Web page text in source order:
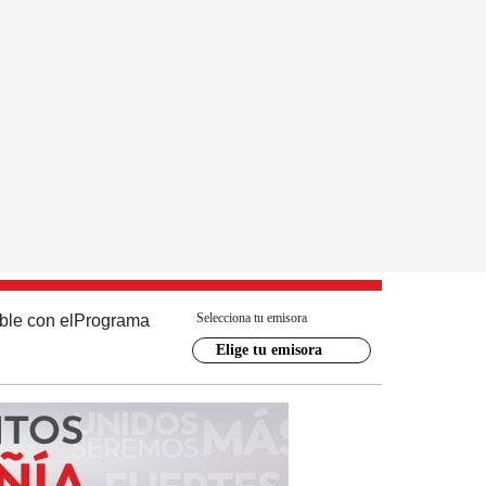
con el Programa Selecciona tu emisora
Elige tu emisora